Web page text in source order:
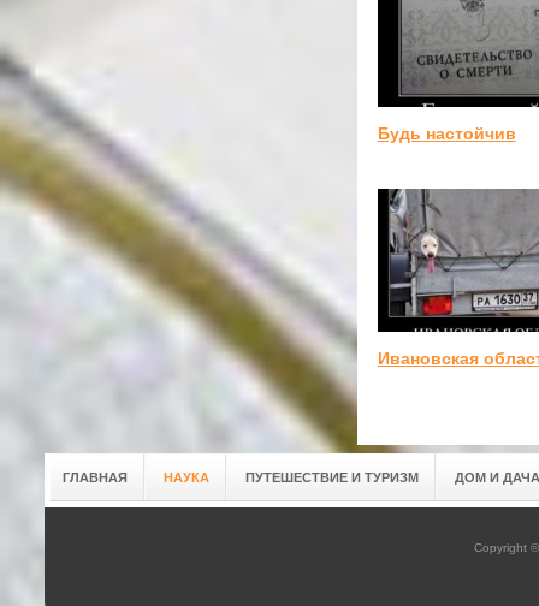
Будь настойчив
Ивановская
ГЛАВНАЯ НАУКА ПУТЕШЕСТВИЕ И ТУРИЗМ ДОМ И ДАЧА
Copyright